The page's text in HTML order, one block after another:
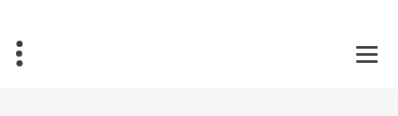
springen